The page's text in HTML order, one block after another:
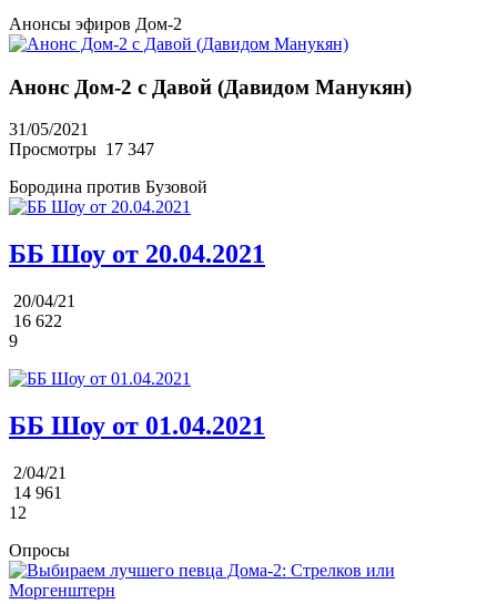
Анонсы эфиров Дом-2
Анонс Дом-2 с Давой (Давидом Манукян)
31/05/2021
Просмотры 17 347
Бородина против Бузовой
ББ Шоу от 20.04.2021
20/04/21
16 622
9
ББ Шоу от 01.04.2021
2/04/21
14 961
12
Опросы